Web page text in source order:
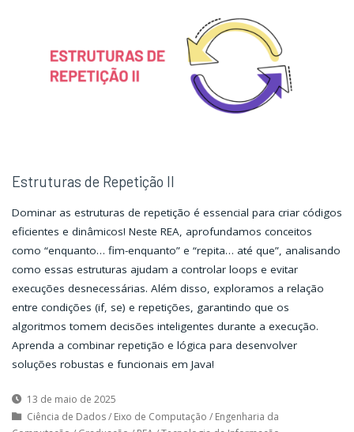
Estruturas de Repetição II
Dominar as estruturas de repetição é essencial para criar códigos
eficientes e dinâmicos! Neste REA, aprofundamos conceitos
como “enquanto… fim-enquanto” e “repita… até que”, analisando
como essas estruturas ajudam a controlar loops e evitar
execuções desnecessárias. Além disso, exploramos a relação
entre condições (if, se) e repetições, garantindo que os
algoritmos tomem decisões inteligentes durante a execução.
Aprenda a combinar repetição e lógica para desenvolver
soluções robustas e funcionais em Java!
13 de maio de 2025
Ciência de Dados/ Eixo de Computação / Engenharia da